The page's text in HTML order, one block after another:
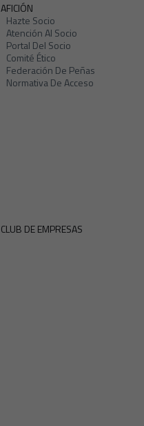
AFICIÓN
Hazte Socio
Atención Al Socio
Portal Del Socio
Comité Ético
Federación De Peñas
Normativa De Acceso
CLUB DE EMPRESAS